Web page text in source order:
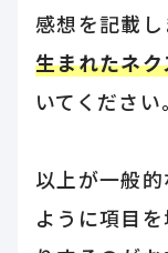
感想を記載
生まれたネ
いてください。
以上が一般
ように項目